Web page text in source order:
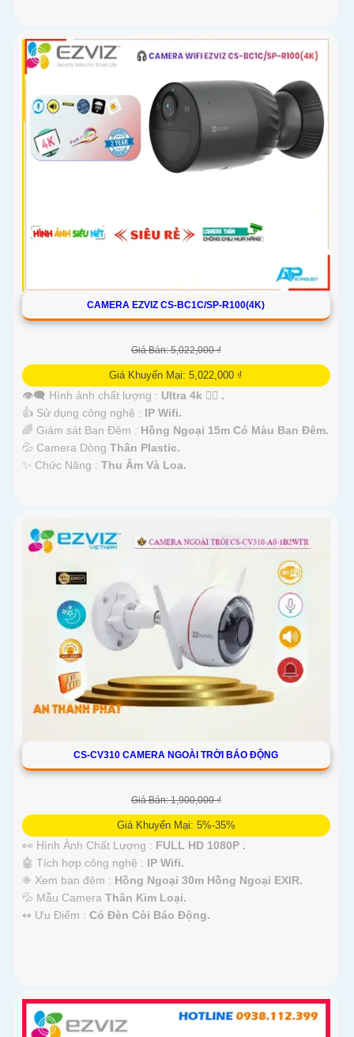
CAMERA EZVIZ CS-BC1C/SP-R100(4K)
Giá Bán: 5,022,000 ₫
Giá Khuyến Mại: 5,022,000 ₫
👁️‍🗨 Hình ảnh chất lượng : Ultra 4k 👍🏾 .
👍 Sử dụng công nghệ : IP Wifi.
🌈 Giám sát Ban Đêm : Hồng Ngoại 15m Có Màu Ban Ðêm.
💦 Camera Dòng Thân Plastic.
️✨ Chức Năng : Thu Âm Và Loa.
CS-CV310 CAMERA NGOÀI TRỜI BÁO ĐỘNG
Giá Bán: 1,900,000 ₫
Giá Khuyến Mại: 5%-35%
👀 Hình Ành Chất Lượng : FULL HD 1080P .
🤖️ Tích hợp công nghệ : IP Wifi.
❈ Xem ban đêm : Hồng Ngoại 30m Hồng Ngoại EXIR.
💦 Mẫu Camera Thân Kim Loại.
️↭ Ưu Điểm : Có Đèn Còi Báo Động.